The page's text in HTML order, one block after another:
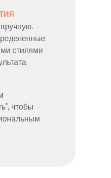
стилями
чтобы